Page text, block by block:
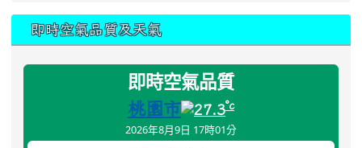
即時空氣品質及天氣
即時空氣品質
桃園市 27.3°c
2026年8月9日 17時01分